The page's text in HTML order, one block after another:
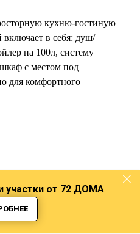
кухню-гостиную
в себя: душ/
на 100л, систему
с местом под
для комфортного
участки от 72 ДОМА